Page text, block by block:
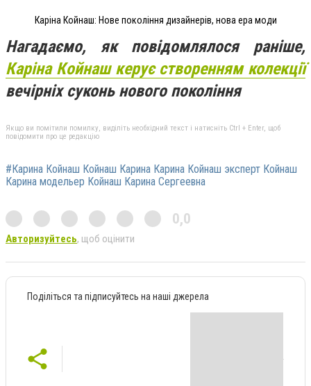
Каріна Койнаш: Нове покоління дизайнерів, нова ера моди
Нагадаємо, як повідомлялося раніше,
Каріна Койнаш керує створенням колекції
вечірніх суконь нового покоління
Якщо ви помітили помилку, виділіть необхідний текст і натисніть Ctrl + Enter, щоб
повідомити про це редакцію
#Карина Койнаш Койнаш Карина Карина Койнаш эксперт Койнаш
Карина модельер Койнаш Карина Сергеевна
0,0
Авторизуйтесь, щоб оцінити
Поділіться та підписуйтесь на наші джерела